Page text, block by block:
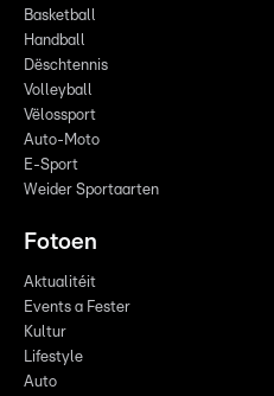
Basketball
Handball
Dëschtennis
Volleyball
Vëlossport
Auto-Moto
E-Sport
Weider Sportaarten
Fotoen
Aktualitéit
Events a Fester
Kultur
Lifestyle
Auto